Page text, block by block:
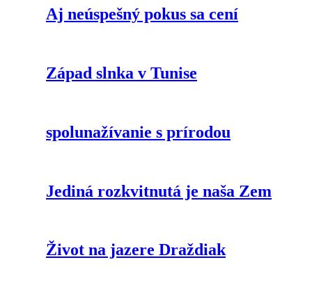
Aj neúspešný pokus sa cení
Západ slnka v Tunise
spolunažívanie s prírodou
Jediná rozkvitnutá je naša Zem
Život na jazere Draždiak